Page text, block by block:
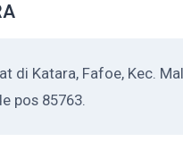
di Katara, Fafoe, Kec.
pos 85763.